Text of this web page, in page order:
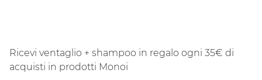
Ricevi ventaglio + shampoo in regalo ogni 35€ di
acquisti in prodotti Monoi​